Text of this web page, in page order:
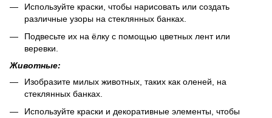
Используйте краски, чтобы нарисовать или создать
различные узоры на стеклянных банках.
Подвесьте их на ёлку с помощью цветных лент или
веревки.
Животные:
Изобразите милых животных, таких как оленей, на
стеклянных банках.
Используйте краски и декоративные элементы, чтобы